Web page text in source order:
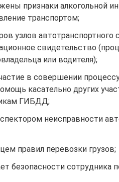
признаки алкогольной
транспортом;
узлов автотранспортного
свидетельство
или водителя);
в совершении
касательно других
ГИБДД;
неисправности
правил перевозки грузов;
безопасности сотрудника